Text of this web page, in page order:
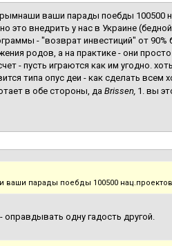
ваши парады поебды 100500
это внедрить у нас в Украине
- "возврат инвестиций" от
родов, а на практике - они
- пусть играются как им угодно.
типа опус деи - как сделать
в обе стороны, да Brissen, 1. вы
ваши парады поебды 100500
оправдывать одну гадость другой.